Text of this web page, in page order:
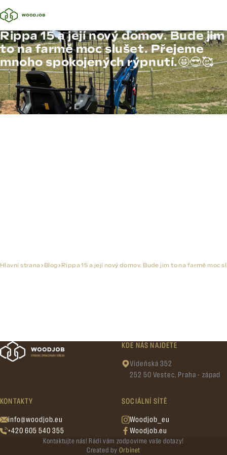
Rippa 15 a její nový domov. Bude jim
to na farmě moc slušet. Přejeme
mnoho spokojených rýpnutí.🤩😎🥰
Hlavní strana Blog Rippa 15 a její nový domov. Bude jim to na farmě moc
KDE NÁS NAJDETE
Vídeňská 352
252 50 Vestec, Praha - západ
KONTAKTY
info@woodjob.eu
+420 605 540 355
SOCIÁLNÍ SÍTĚ
Woodjob_eu
Woodjob.eu
Kontaktujte nás! Rádi vám zodpovíme vaše dotazy!
Created by Orbinet